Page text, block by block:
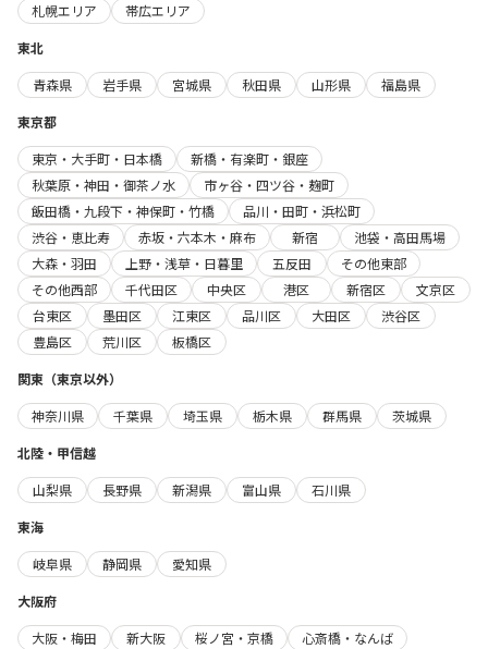
札幌エリア
帯広エリア
東北
青森県
岩手県 宮城県 秋田県 山形県
福島県
東京都
東京・大手町・日本橋
新橋・有楽町・銀座
秋葉原・神田・御茶ノ水
市ヶ谷・四ツ谷・麹町
飯田橋・九段下・神保町・竹橋
品川・田町・浜松町
渋谷・恵比寿
赤坂・六本木・麻布 新宿
池袋・高田馬場
大森・羽田
上野・浅草・日暮里 五反田
その他東部
その他西部
千代田区 中央区 港区 新宿区
文京区
台東区
墨田区 江東区 品川区 大田区
渋谷区
豊島区
荒川区
板橋区
関東（東京以外）
神奈川県
千葉県 埼玉県 栃木県 群馬県
茨城県
北陸・甲信越
山梨県
長野県 新潟県 富山県
石川県
東海
岐阜県
静岡県
愛知県
大阪府
大阪・梅田
新大阪 桜ノ宮・京橋
心斎橋・なんば